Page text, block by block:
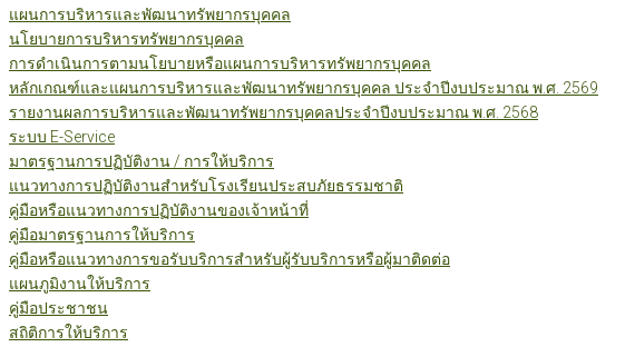
แผนการบริหารและพัฒนาทรัพยากรบุคคล
นโยบายการบริหารทรัพยากรบุคคล
การดำเนินการตามนโยบายหรือแผนการบริหารทรัพยากรบุคคล
หลักเกณฑ์และแผนการบริหารและพัฒนาทรัพยากรบุคคล ประจำปีงบประมาณ พ.ศ. 2569
รายงานผลการบริหารและพัฒนาทรัพยากรบุคคลประจำปีงบประมาณ พ.ศ. 2568
ระบบ E-Service
มาตรฐานการปฏิบัติงาน / การให้บริการ
แนวทางการปฏิบัติงานสำหรับโรงเรียนประสบภัยธรรมชาติ
คู่มือหรือแนวทางการปฏิบัติงานของเจ้าหน้าที่
คู่มือมาตรฐานการให้บริการ
คู่มือหรือแนวทางการขอรับบริการสำหรับผู้รับบริการหรือผู้มาติดต่อ
แผนภูมิงานให้บริการ
คู่มือประชาชน
สถิติการให้บริการ